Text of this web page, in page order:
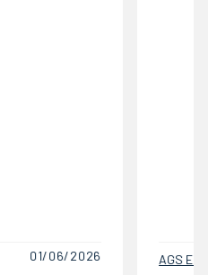
01/06/2026 AGS ENR